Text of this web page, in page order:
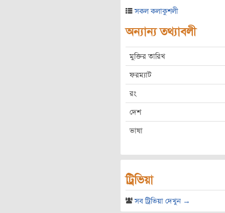
সকল কলাকুশলী
অন্যান্য তথ্যাবলী
মুক্তির তারিখ
ফরম্যাট
রং
দেশ
ভাষা
ট্রিভিয়া
সব ট্রিভিয়া দেখুন →